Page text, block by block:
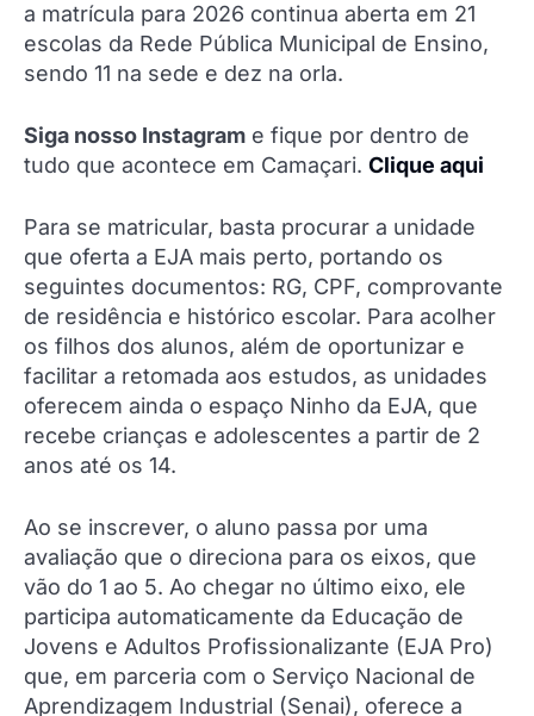
a matrícula para 2026 continua aberta em 21
escolas da Rede Pública Municipal de Ensino,
sendo 11 na sede e dez na orla.
Siga nosso Instagram e fique por dentro de
tudo que acontece em Camaçari. Clique aqui
Para se matricular, basta procurar a unidade
que oferta a EJA mais perto, portando os
seguintes documentos: RG, CPF, comprovante
de residência e histórico escolar. Para acolher
os filhos dos alunos, além de oportunizar e
facilitar a retomada aos estudos, as unidades
oferecem ainda o espaço Ninho da EJA, que
recebe crianças e adolescentes a partir de 2
anos até os 14.
Ao se inscrever, o aluno passa por uma
avaliação que o direciona para os eixos, que
vão do 1 ao 5. Ao chegar no último eixo, ele
participa automaticamente da Educação de
Jovens e Adultos Profissionalizante (EJA Pro)
que, em parceria com o Serviço Nacional de
Aprendizagem Industrial (Senai), oferece a